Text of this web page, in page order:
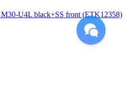
U4L black+SS front (ETK12358)